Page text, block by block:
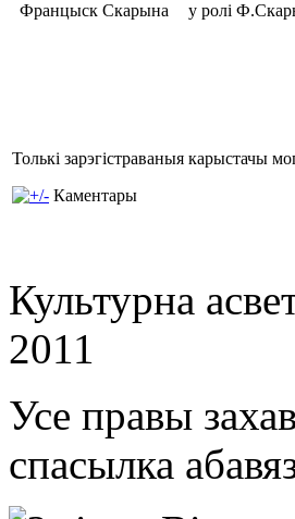
Францыск Скарына у ролі
Толькі зарэгістраваныя карыстачы
Каментары
Культурна
2011
Усе правы
спасылка